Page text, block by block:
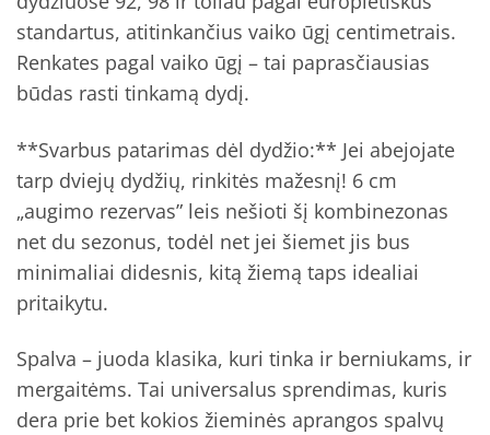
standartus, atitinkančius vaiko ūgį centimetrais.
Renkates pagal vaiko ūgį – tai paprasčiausias
būdas rasti tinkamą dydį.
**Svarbus patarimas dėl dydžio:** Jei abejojate
tarp dviejų dydžių, rinkitės mažesnį! 6 cm
„augimo rezervas” leis nešioti šį kombinezonas
net du sezonus, todėl net jei šiemet jis bus
minimaliai didesnis, kitą žiemą taps idealiai
pritaikytu.
Spalva – juoda klasika, kuri tinka ir berniukams, ir
mergaitėms. Tai universalus sprendimas, kuris
dera prie bet kokios žieminės aprangos spalvų